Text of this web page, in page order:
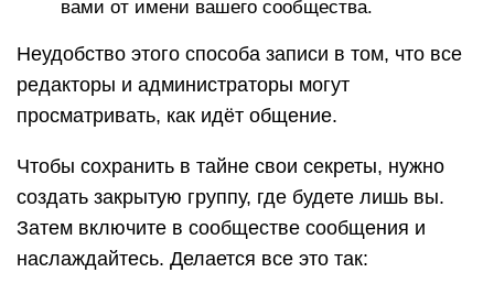
вами от имени вашего сообщества.
Неудобство этого способа записи в том, что все
редакторы и администраторы могут
просматривать, как идёт общение.
Чтобы сохранить в тайне свои секреты, нужно
создать закрытую группу, где будете лишь вы.
Затем включите в сообществе сообщения и
наслаждайтесь. Делается все это так: